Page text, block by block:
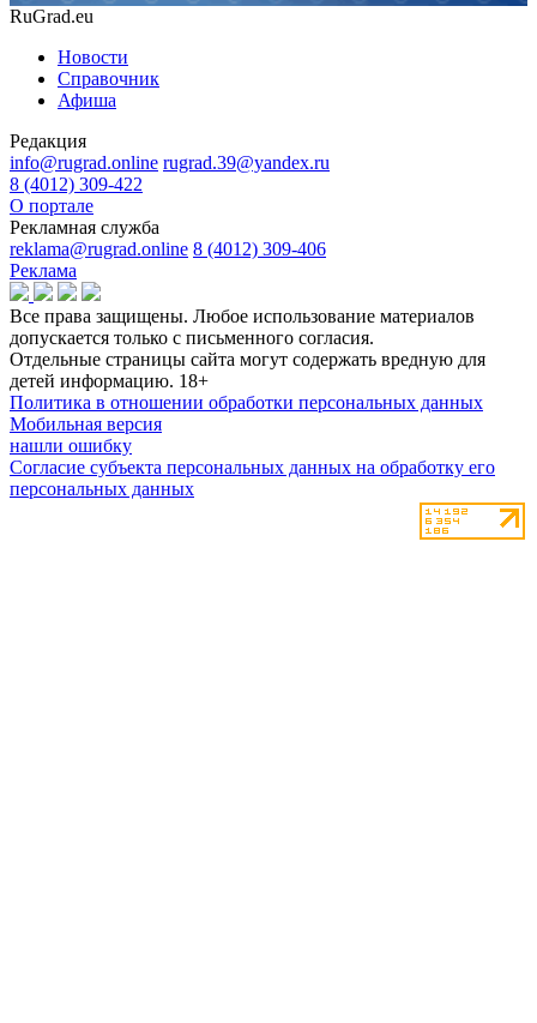
RuGrad.eu
Новости
Справочник
Афиша
Редакция
info@rugrad.online rugrad.39@yandex.ru
8 (4012) 309-422
О портале
Рекламная служба
reklama@rugrad.online 8 (4012) 309-406
Реклама
Все права защищены. Любое использование материалов
допускается только с письменного согласия.
Отдельные страницы сайта могут содержать вредную для
детей информацию. 18+
Политика в отношении обработки персональных данных
Мобильная версия
нашли ошибку
Согласие субъекта персональных данных на обработку его
персональных данных